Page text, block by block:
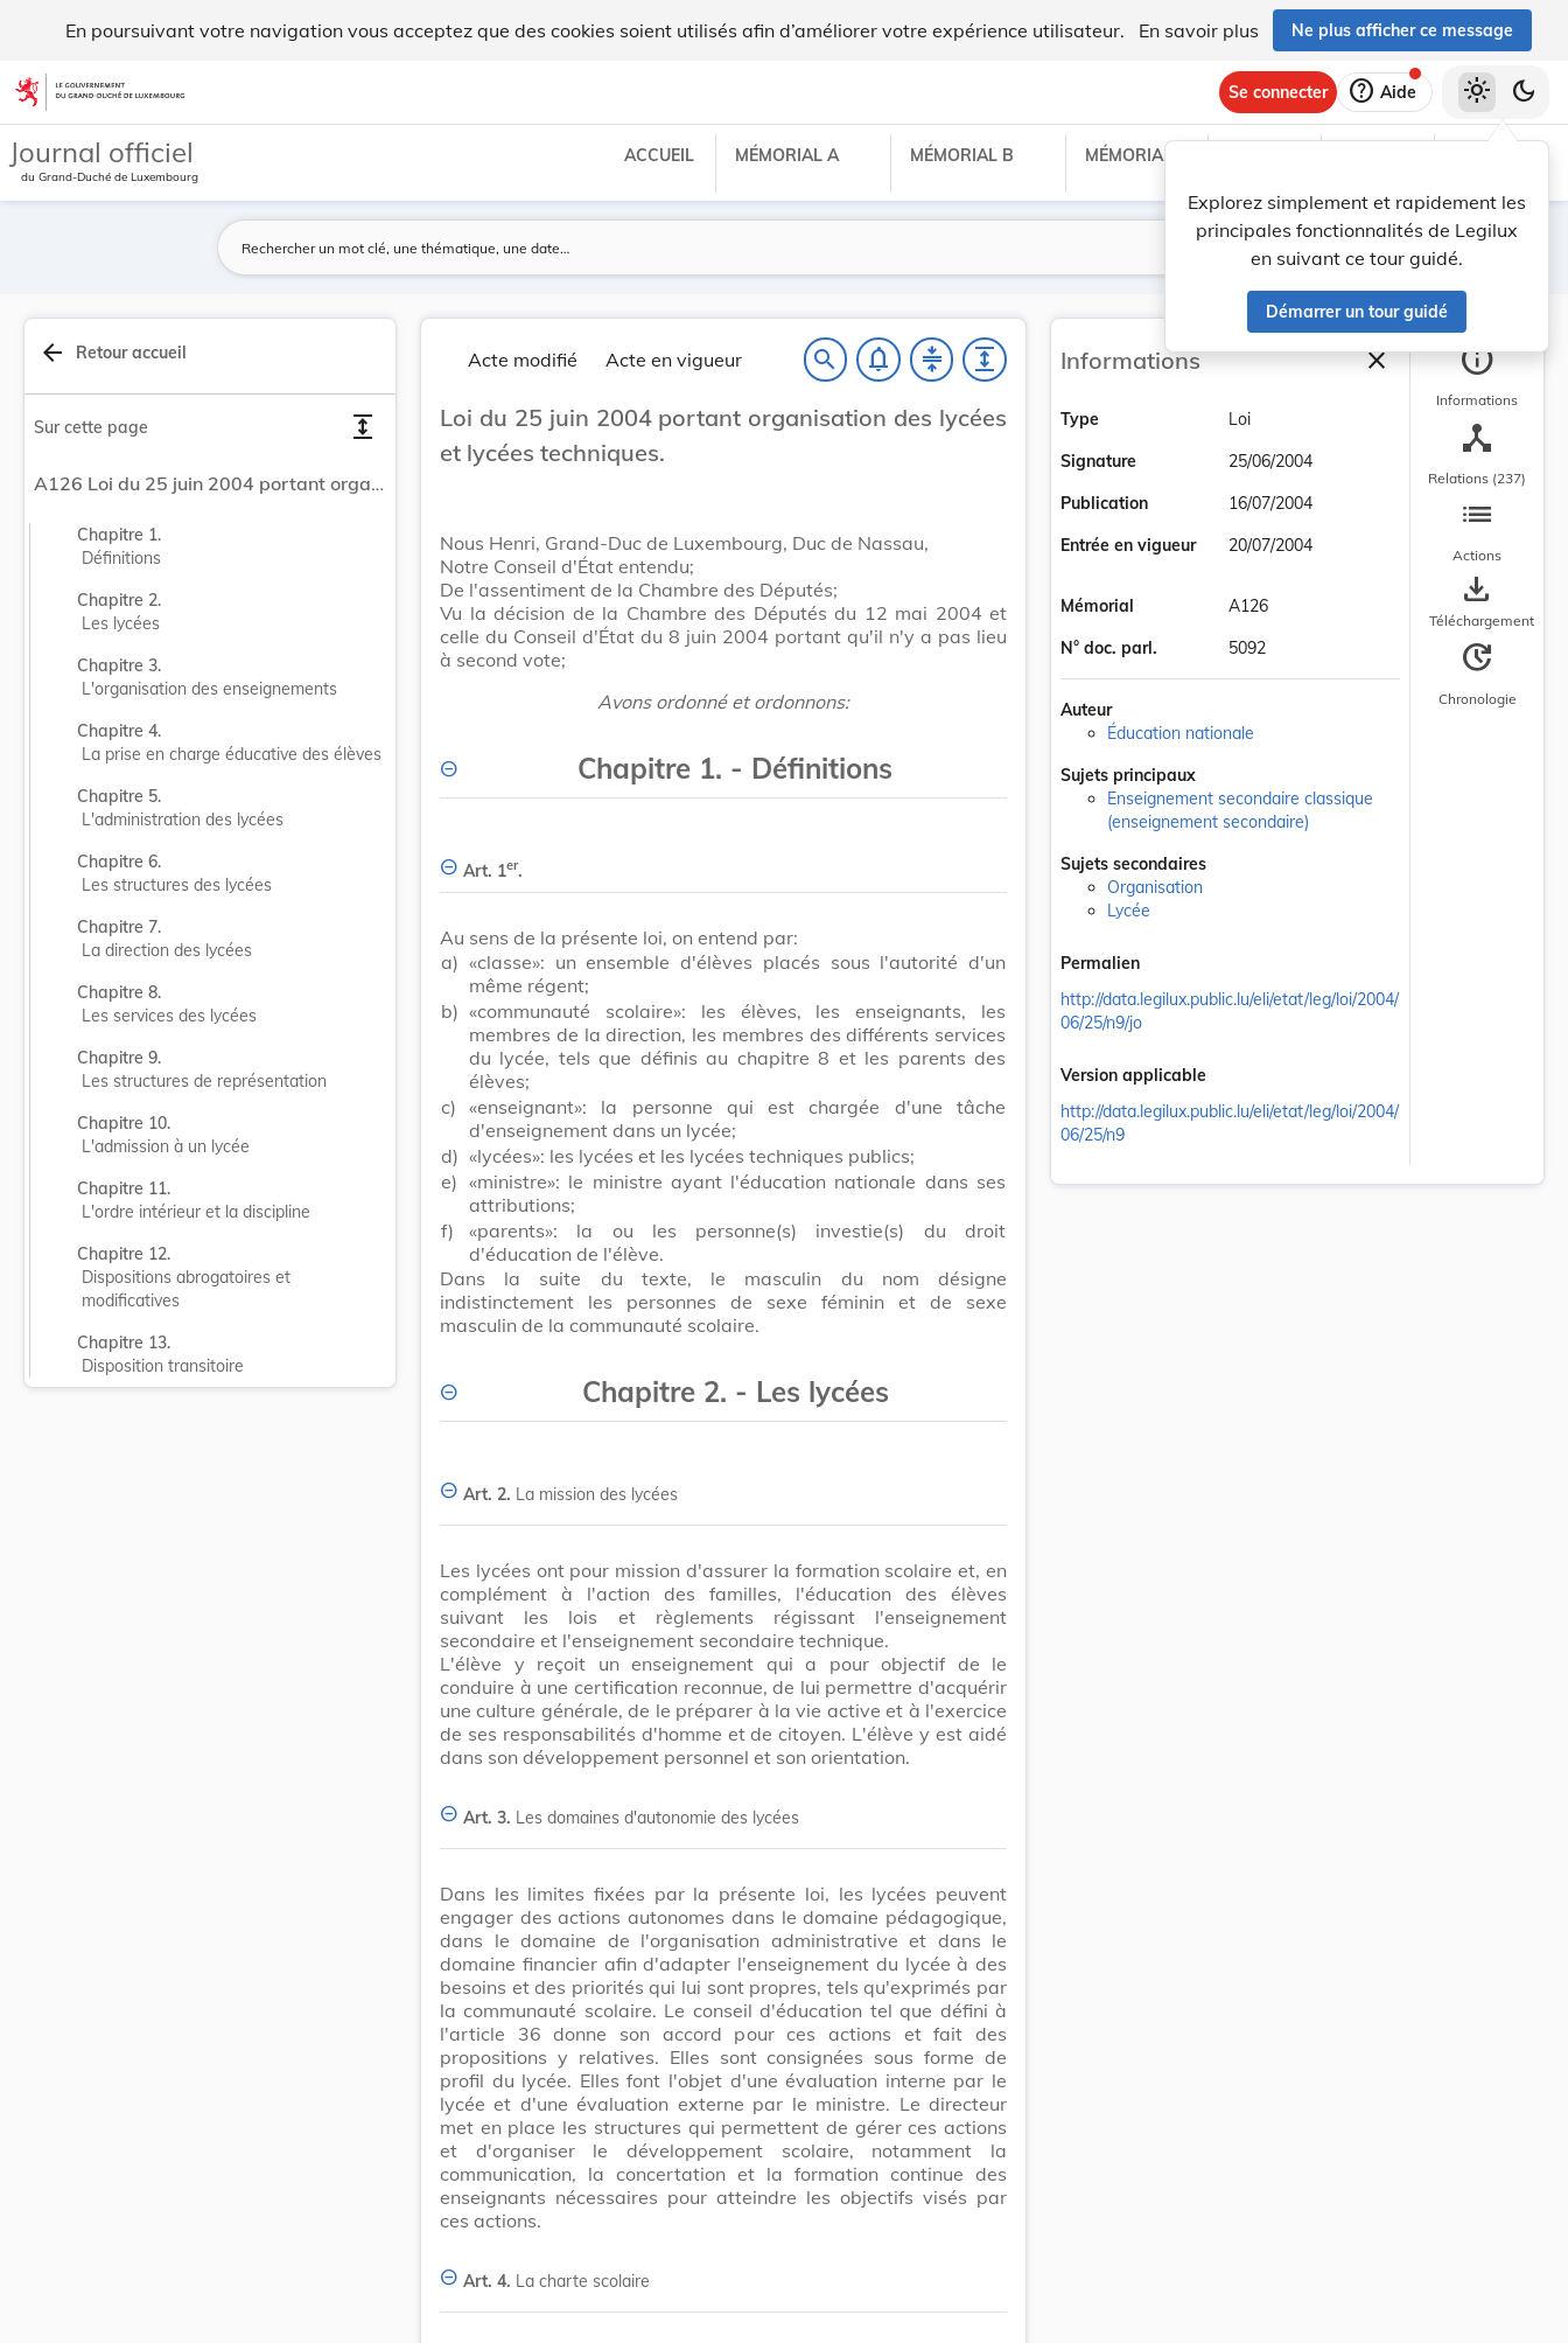
En poursuivant votre navigation vous acceptez que des cookies soient utilisés afin d’améliorer votre expérience utilisateur. En savoir plus Ne plus afficher ce message
Aller au contenu
Se connecter help Aide
Explorez simplement et rapidement les
principales fonctionnalités de Legilux
en suivant ce tour guidé.
Démarrer un tour guidé
light_mode dark_mode
Journal officiel
du Grand-Duché de Luxembourg
ACCUEIL MÉMORIAL A MÉMORIAL B MÉMORIAL C
Lancer la recherche
Filtres
arrow_back Retour accueil
Sur cette page expand
A126 Loi du 25 juin 2004 portant organisation des lycées et lycées techniques.
Chapitre 1.
Définitions
Chapitre 2.
Les lycées
Chapitre 3.
L'organisation des enseignements
Chapitre 4.
La prise en charge éducative des élèves
Chapitre 5.
L'administration des lycées
Chapitre 6.
Les structures des lycées
Chapitre 7.
La direction des lycées
Chapitre 8.
Les services des lycées
Chapitre 9.
Les structures de représentation
Chapitre 10.
L'admission à un lycée
Chapitre 11.
L'ordre intérieur et la discipline
Chapitre 12.
Dispositions abrogatoires et
modificatives
Chapitre 13.
Disposition transitoire
Acte modifié Acte en vigueur search notifications_none compress expand
Loi du 25 juin 2004 portant organisation des lycées
et lycées techniques.
Nous Henri, Grand-Duc de Luxembourg, Duc de Nassau,
Notre Conseil d'État entendu;
De l'assentiment de la Chambre des Députés;
Vu la décision de la Chambre des Députés du 12 mai 2004 et
celle du Conseil d'État du 8 juin 2004 portant qu'il n'y a pas lieu
à second vote;
Avons ordonné et ordonnons:
Chapitre 1. - Définitions
Art. 1er.
Au sens de la présente loi, on entend par:
a) «classe»: un ensemble d'élèves placés sous l'autorité d'un
même régent;
b) «communauté scolaire»: les élèves, les enseignants, les
membres de la direction, les membres des différents services
du lycée, tels que définis au chapitre 8 et les parents des
élèves;
c) «enseignant»: la personne qui est chargée d'une tâche
d'enseignement dans un lycée;
d) «lycées»: les lycées et les lycées techniques publics;
e) «ministre»: le ministre ayant l'éducation nationale dans ses
attributions;
f)
«parents»: la ou les personne(s) investie(s) du droit
d'éducation de l'élève.
Dans la suite du texte, le masculin du nom désigne
indistinctement les personnes de sexe féminin et de sexe
masculin de la communauté scolaire.
Chapitre 2. - Les lycées
Art. 2. La mission des lycées
Les lycées ont pour mission d'assurer la formation scolaire et, en
complément à l'action des familles, l'éducation des élèves
suivant les lois et règlements régissant l'enseignement
secondaire et l'enseignement secondaire technique.
L'élève y reçoit un enseignement qui a pour objectif de le
conduire à une certification reconnue, de lui permettre d'acquérir
une culture générale, de le préparer à la vie active et à l'exercice
de ses responsabilités d'homme et de citoyen. L'élève y est aidé
dans son développement personnel et son orientation.
Art. 3. Les domaines d'autonomie des lycées
Dans les limites fixées par la présente loi, les lycées peuvent
engager des actions autonomes dans le domaine pédagogique,
dans le domaine de l'organisation administrative et dans le
domaine financier afin d'adapter l'enseignement du lycée à des
besoins et des priorités qui lui sont propres, tels qu'exprimés par
la communauté scolaire. Le conseil d'éducation tel que défini à
l'article 36 donne son accord pour ces actions et fait des
propositions y relatives. Elles sont consignées sous forme de
profil du lycée. Elles font l'objet d'une évaluation interne par le
lycée et d'une évaluation externe par le ministre. Le directeur
met en place les structures qui permettent de gérer ces actions
et d'organiser le développement scolaire, notamment la
communication, la concertation et la formation continue des
enseignants nécessaires pour atteindre les objectifs visés par
ces actions.
Art. 4. La charte scolaire
Informations closeFermer la barre
Type
Loi
Signature
25/06/2004
Publication
16/07/2004
Entrée en vigueur
20/07/2004
Mémorial
A126
N° doc. parl.
5092
Auteur
Éducation nationale
Sujets principaux
Enseignement secondaire classique
(enseignement secondaire)
Sujets secondaires
Organisation
Lycée
Permalien
http://data.legilux.public.lu/eli/etat/leg/loi/2004/
06/25/n9/jo
Version applicable
http://data.legilux.public.lu/eli/etat/leg/loi/2004/
06/25/n9
info
Informations
device_hub
Relations (237)
list
Actions
save_alt
Téléchargement
update
Chronologie